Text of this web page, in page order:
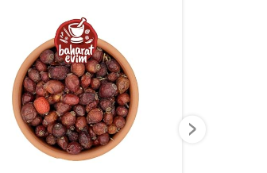
›